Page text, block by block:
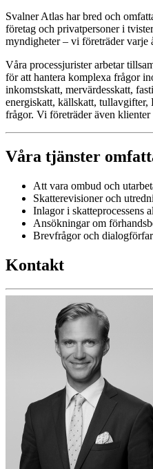
Svalner Atlas har bred och
företag och privatpersoner i
myndigheter – vi företräder varje
Våra processjurister arbetar
för att hantera komplexa frågor
inkomstskatt, mervärdesskatt,
energiskatt, källskatt, tullavgifter,
frågor. Vi företräder även
Våra tjänster
Att vara ombud och
Skatterevisioner och
Inlagor i skatteprocessens
Ansökningar om
Brevfrågor och
Kontakt